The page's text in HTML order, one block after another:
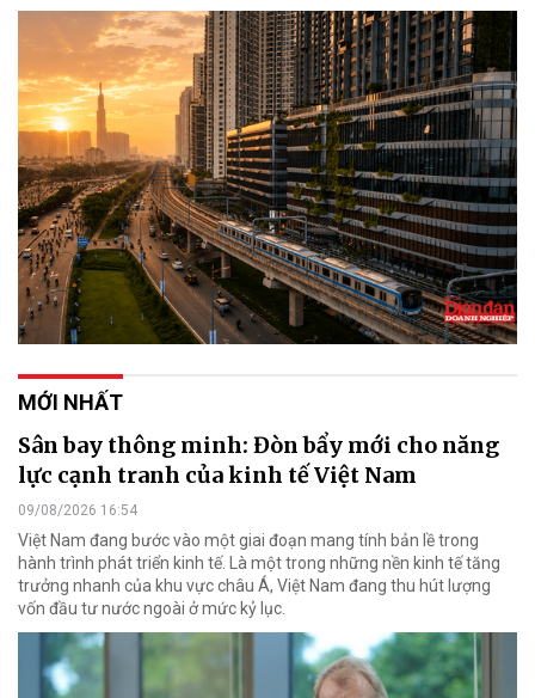
MỚI NHẤT
Sân bay thông minh: Đòn bẩy mới cho năng
lực cạnh tranh của kinh tế Việt Nam
09/08/2026 16:54
Việt Nam đang bước vào một giai đoạn mang tính bản lề trong
hành trình phát triển kinh tế. Là một trong những nền kinh tế tăng
trưởng nhanh của khu vực châu Á, Việt Nam đang thu hút lượng
vốn đầu tư nước ngoài ở mức kỷ lục.